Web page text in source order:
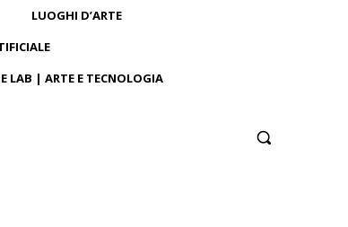
LUOGHI D’ARTE
LAB | ARTE E TECNOLOGIA